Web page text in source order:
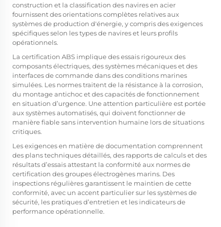
construction et la classification des navires en acier
fournissent des orientations complètes relatives aux
systèmes de production d'énergie, y compris des exigences
spécifiques selon les types de navires et leurs profils
opérationnels.
La certification ABS implique des essais rigoureux des
composants électriques, des systèmes mécaniques et des
interfaces de commande dans des conditions marines
simulées. Les normes traitent de la résistance à la corrosion,
du montage antichoc et des capacités de fonctionnement
en situation d’urgence. Une attention particulière est portée
aux systèmes automatisés, qui doivent fonctionner de
manière fiable sans intervention humaine lors de situations
critiques.
Les exigences en matière de documentation comprennent
des plans techniques détaillés, des rapports de calculs et des
résultats d’essais attestant la conformité aux normes de
certification des groupes électrogènes marins. Des
inspections régulières garantissent le maintien de cette
conformité, avec un accent particulier sur les systèmes de
sécurité, les pratiques d’entretien et les indicateurs de
performance opérationnelle.